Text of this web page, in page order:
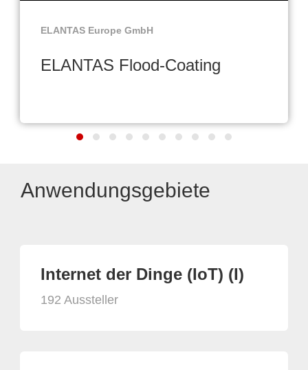
ELANTAS Europe GmbH
ELANTAS Flood-Coating
Anwendungsgebiete
Internet der Dinge (IoT) (I)
192 Aussteller